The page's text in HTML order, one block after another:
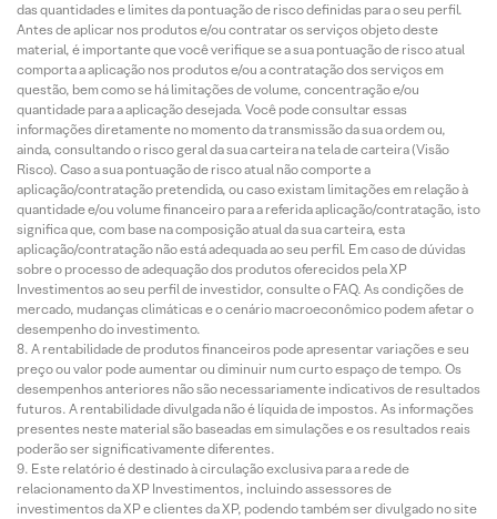
das quantidades e limites da pontuação de risco definidas para o seu perfil.
Antes de aplicar nos produtos e/ou contratar os serviços objeto deste
material, é importante que você verifique se a sua pontuação de risco atual
comporta a aplicação nos produtos e/ou a contratação dos serviços em
questão, bem como se há limitações de volume, concentração e/ou
quantidade para a aplicação desejada. Você pode consultar essas
informações diretamente no momento da transmissão da sua ordem ou,
ainda, consultando o risco geral da sua carteira na tela de carteira (Visão
Risco). Caso a sua pontuação de risco atual não comporte a
aplicação/contratação pretendida, ou caso existam limitações em relação à
quantidade e/ou volume financeiro para a referida aplicação/contratação, isto
significa que, com base na composição atual da sua carteira, esta
aplicação/contratação não está adequada ao seu perfil. Em caso de dúvidas
sobre o processo de adequação dos produtos oferecidos pela XP
Investimentos ao seu perfil de investidor, consulte o FAQ. As condições de
mercado, mudanças climáticas e o cenário macroeconômico podem afetar o
desempenho do investimento.
A rentabilidade de produtos financeiros pode apresentar variações e seu
preço ou valor pode aumentar ou diminuir num curto espaço de tempo. Os
desempenhos anteriores não são necessariamente indicativos de resultados
futuros. A rentabilidade divulgada não é líquida de impostos. As informações
presentes neste material são baseadas em simulações e os resultados reais
poderão ser significativamente diferentes.
Este relatório é destinado à circulação exclusiva para a rede de
relacionamento da XP Investimentos, incluindo assessores de
investimentos da XP e clientes da XP, podendo também ser divulgado no site